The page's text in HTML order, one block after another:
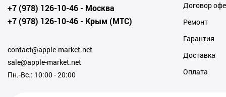
Мы ценим каждого клиента и стремимся
числу наших довольных клиентов: выбирайте нужные
Если у вас есть вопросы или если вы хотите получить
обращаться к нам. Мы ждем ваших звонков и заявок.
помочь вам!
+7 (978) 126-10-46- Москва
+7 (978) 126-10-46- Крым (МТС)
contact@apple-market.net
sale@apple-market.net
Пн.-Вс.: 10:00 - 20:00
Договор
Ремонт
Гарантия
Доставка
Оплата